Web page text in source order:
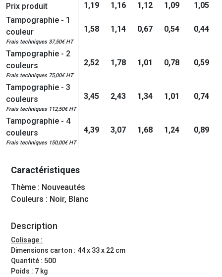
Prix produit 1,19 1,16 1,12 1,09
1,05
Tampographie - 1
couleur
Frais techniques 37,50€ HT
1,58 1,14 0,67 0,54 0,44
Tampographie - 2
couleurs
Frais techniques 75,00€ HT
2,52 1,78 1,01 0,78 0,59
Tampographie - 3
couleurs
Frais techniques 112,50€ HT
3,45 2,43 1,34 1,01 0,74
Tampographie - 4
couleurs
Frais techniques 150,00€ HT
4,39 3,07 1,68 1,24 0,89
Caractéristiques
Thème : Nouveautés
Couleurs : Noir, Blanc
Description
Colisage :
Dimensions carton : 44 x 33 x 22 cm
Quantité : 500
Poids : 7 kg